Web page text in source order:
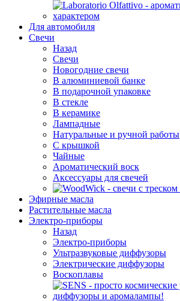
Для автомобиля
Свечи
Назад
Свечи
Новогодние свечи
В алюминиевой банке
В подарочной упаковке
В стекле
В керамике
Лампадные
Натуральные и ручной работы
С крышкой
Чайные
Ароматический воск
Аксессуары для свечей
Эфирные масла
Растительные масла
Электро-приборы
Назад
Электро-приборы
Ультразвуковые диффузоры
Электрические диффузоры
Воскоплавы